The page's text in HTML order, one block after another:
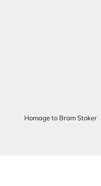
Homage to Bram Stoker